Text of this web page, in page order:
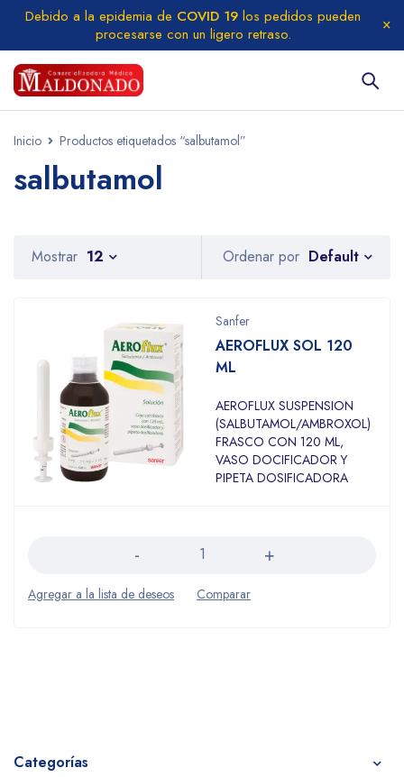
Debido a la epidemia de COVID 19 los pedidos pueden
procesarse con un ligero retraso.
Inicio Productos etiquetados “salbutamol”
salbutamol
Categorías
Ordenar por Default
Mostrar 12
Sanfer
AEROFLUX SOL 120
ML
AEROFLUX SUSPENSION
(SALBUTAMOL/AMBROXOL)
FRASCO CON 120 ML,
VASO DOCIFICADOR Y
PIPETA DOSIFICADORA